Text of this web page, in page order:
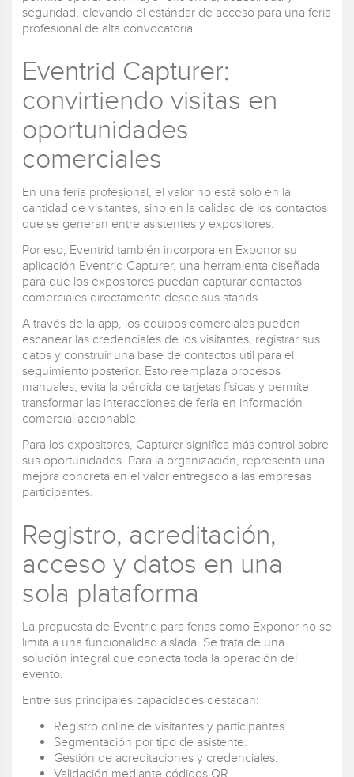
seguridad, elevando el estándar de acceso para una feria
profesional de alta convocatoria.
Eventrid Capturer:
convirtiendo visitas en
oportunidades
comerciales
En una feria profesional, el valor no está solo en la
cantidad de visitantes, sino en la calidad de los contactos
que se generan entre asistentes y expositores.
Por eso, Eventrid también incorpora en Exponor su
aplicación Eventrid Capturer, una herramienta diseñada
para que los expositores puedan capturar contactos
comerciales directamente desde sus stands.
A través de la app, los equipos comerciales pueden
escanear las credenciales de los visitantes, registrar sus
datos y construir una base de contactos útil para el
seguimiento posterior. Esto reemplaza procesos
manuales, evita la pérdida de tarjetas físicas y permite
transformar las interacciones de feria en información
comercial accionable.
Para los expositores, Capturer significa más control sobre
sus oportunidades. Para la organización, representa una
mejora concreta en el valor entregado a las empresas
participantes.
Registro, acreditación,
acceso y datos en una
sola plataforma
La propuesta de Eventrid para ferias como Exponor no se
limita a una funcionalidad aislada. Se trata de una
solución integral que conecta toda la operación del
evento.
Entre sus principales capacidades destacan:
Registro online de visitantes y participantes.
Segmentación por tipo de asistente.
Gestión de acreditaciones y credenciales.
Validación mediante códigos QR.